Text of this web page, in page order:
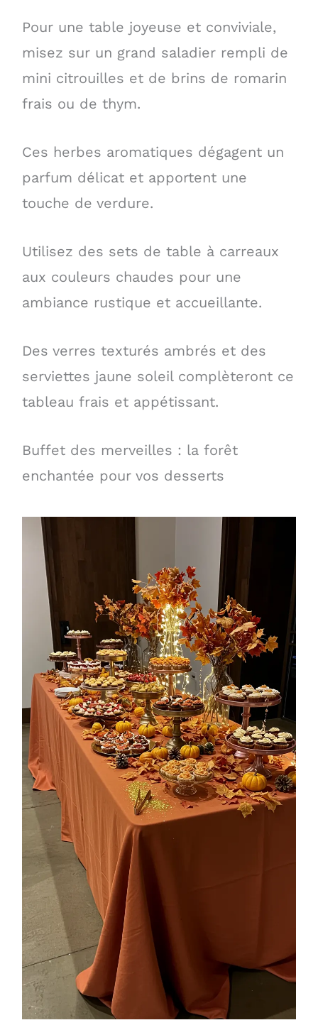
Pour une table joyeuse et conviviale,
misez sur un grand saladier rempli de
mini citrouilles et de brins de romarin
frais ou de thym.
Ces herbes aromatiques dégagent un
parfum délicat et apportent une
touche de verdure.
Utilisez des sets de table à carreaux
aux couleurs chaudes pour une
ambiance rustique et accueillante.
Des verres texturés ambrés et des
serviettes jaune soleil complèteront ce
tableau frais et appétissant.
Buffet des merveilles : la forêt
enchantée pour vos desserts